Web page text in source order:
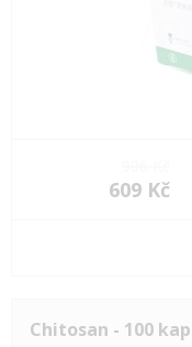
609 Kč
Chitosan - 100